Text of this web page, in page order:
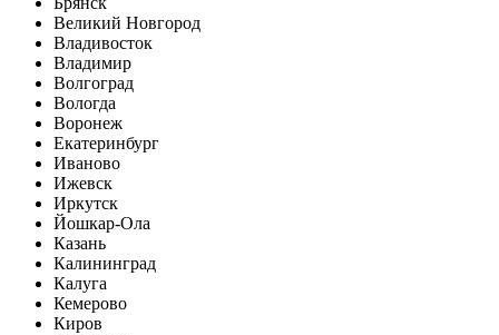
Великий Новгород
Владивосток
Владимир
Волгоград
Вологда
Воронеж
Екатеринбург
Иваново
Ижевск
Иркутск
Йошкар-Ола
Казань
Калининград
Калуга
Кемерово
Киров